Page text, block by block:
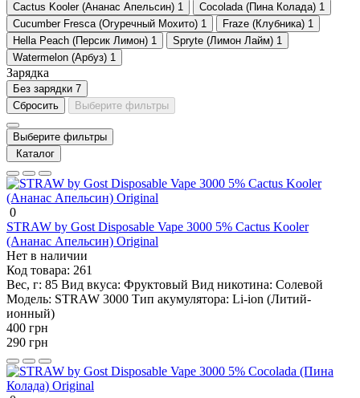
Cactus Kooler (Ананас Апельсин) 1 Cocolada (Пина Колада) 1
Cucumber Fresca (Огуречный Мохито) 1 Fraze (Клубника) 1
Hella Peach (Персик Лимон) 1 Spryte (Лимон Лайм) 1
Watermelon (Арбуз) 1
Зарядка
Без зарядки 7
Сбросить
Выберите фильтры
Выберите фильтры
Каталог
0
STRAW by Gost Disposable Vape 3000 5% Cactus Kooler
(Ананас Апельсин) Original
Нет в наличии
Код товара: 261
Вес, г: 85 Вид вкуса: Фруктовый Вид никотина: Солевой
Модель: STRAW 3000 Тип акумулятора: Li-ion (Литий-
ионный)
400 грн
290 грн